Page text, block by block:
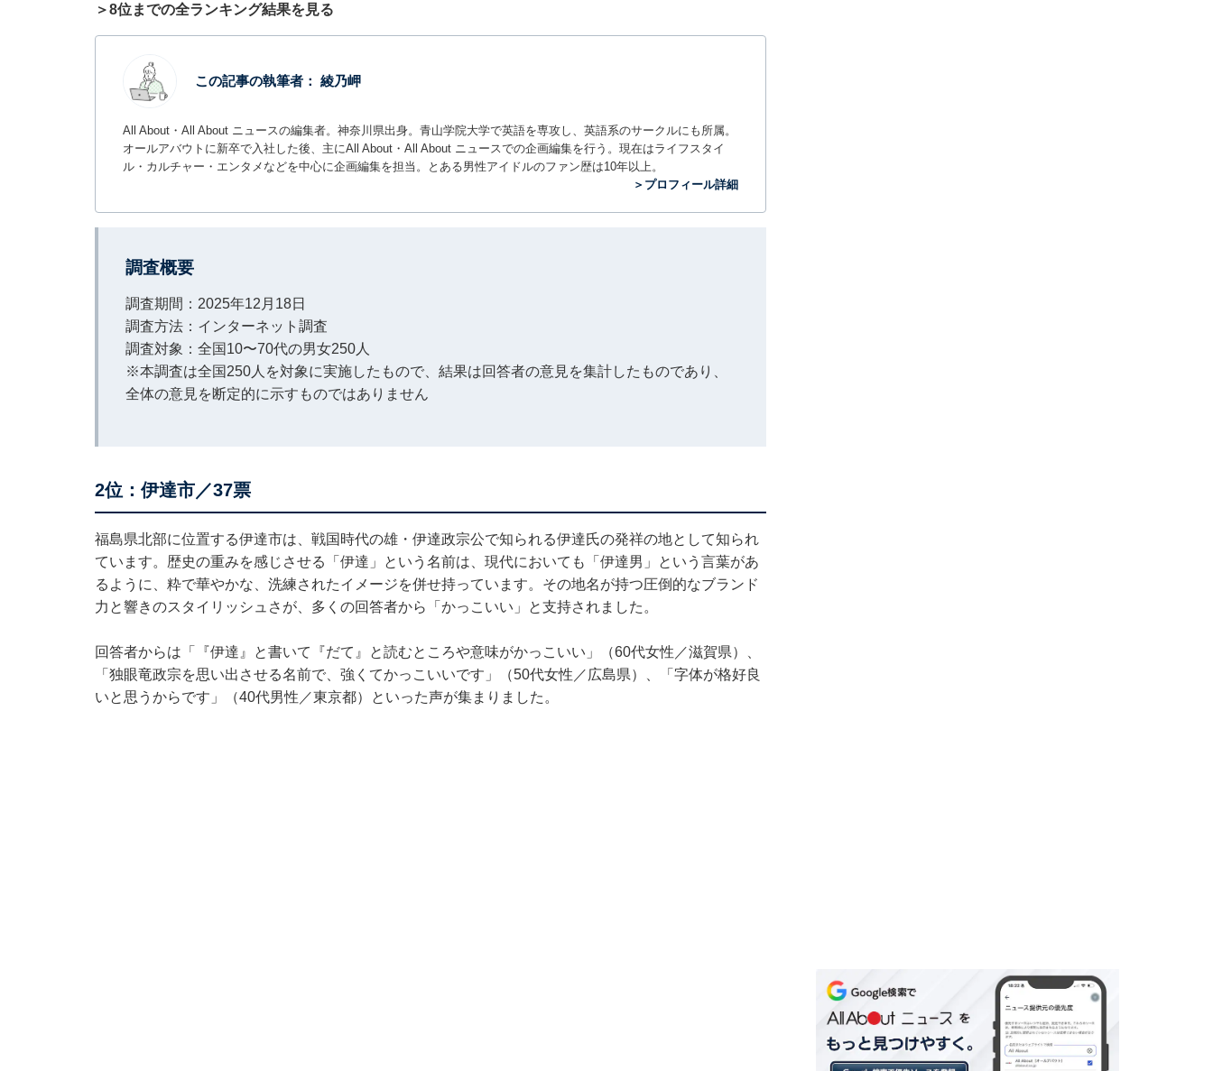
＞8位までの全ランキング結果を見る
この記事の執筆者： 綾乃岬
All About・All About ニュースの編集者。神奈川県出身。青山学院大学で英語を専攻し、英語系のサークルにも所属。
オールアバウトに新卒で入社した後、主にAll About・All About ニュースでの企画編集を行う。現在はライフスタイ
ル・カルチャー・エンタメなどを中心に企画編集を担当。とある男性アイドルのファン歴は10年以上。
＞プロフィール詳細
調査概要
調査期間：2025年12月18日
調査方法：インターネット調査
調査対象：全国10〜70代の男女250人
※本調査は全国250人を対象に実施したもので、結果は回答者の意見を集計したものであり、
全体の意見を断定的に示すものではありません
2位：伊達市／37票
福島県北部に位置する伊達市は、戦国時代の雄・伊達政宗公で知られる伊達氏の発祥の地として知られ
ています。歴史の重みを感じさせる「伊達」という名前は、現代においても「伊達男」という言葉があ
るように、粋で華やかな、洗練されたイメージを併せ持っています。その地名が持つ圧倒的なブランド
力と響きのスタイリッシュさが、多くの回答者から「かっこいい」と支持されました。
回答者からは「『伊達』と書いて『だて』と読むところや意味がかっこいい」（60代女性／滋賀県）、
「独眼竜政宗を思い出させる名前で、強くてかっこいいです」（50代女性／広島県）、「字体が格好良
いと思うからです」（40代男性／東京都）といった声が集まりました。